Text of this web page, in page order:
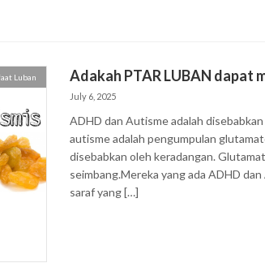
Luban Adakah PTAR LUBAN dapat
July 6, 2025
ADHD dan Autisme adalah
autisme adalah pengumpulan
disebabkan oleh keradangan.
seimbang.Mereka yang ada ADHD
saraf yang […]